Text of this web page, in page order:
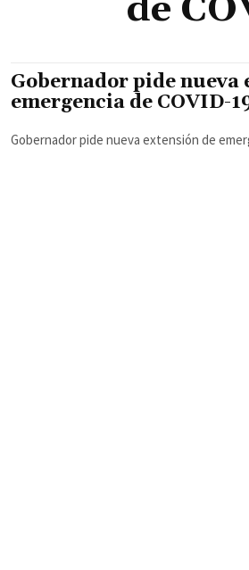
de
Gobernador pide nueva
emergencia de COVID-
Gobernador pide nueva extensión de